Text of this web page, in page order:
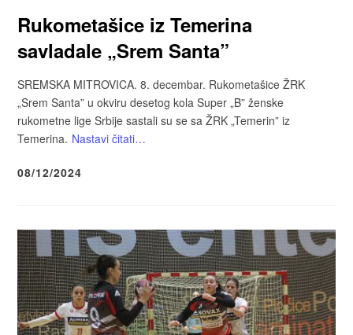
Rukometašice iz Temerina
savladale „Srem Santa”
SREMSKA MITROVICA. 8. decembar. Rukometašice ŽRK
„Srem Santa” u okviru desetog kola Super „B” ženske
rukometne lige Srbije sastali su se sa ŽRK „Temerin” iz
Temerina. Nastavi čitati…
08/12/2024